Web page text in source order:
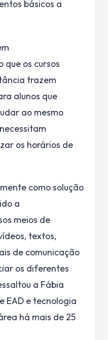
básicos a
que os cursos
trazem
alunos que
ao mesmo
os horários de
como solução
a
meios de
textos,
de comunicação
os diferentes
a Fábia
EAD e tecnologia
há mais de 25